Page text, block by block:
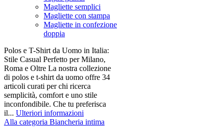
Magliette semplici
Magliette con stampa
Magliette in confezione
doppia
Polos e T-Shirt da Uomo in Italia:
Stile Casual Perfetto per Milano,
Roma e Oltre La nostra collezione
di polos e t-shirt da uomo offre 34
articoli curati per chi ricerca
semplicità, comfort e uno stile
inconfondibile. Che tu preferisca
il... Ulteriori informazioni
Alla categoria Biancheria intima